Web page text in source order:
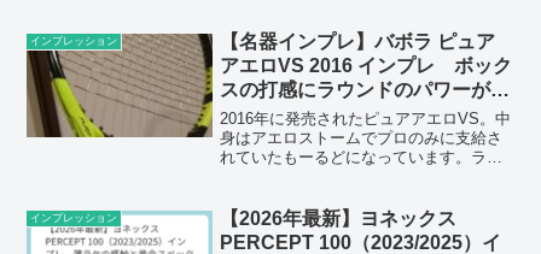
リングによってストローク性能はか...
インプレッション
【名器インプレ】バボラ ピュア
アエロVS 2016 インプレ ボック
スの打感にラウンドのパワーが合
わさった傑作
2016年に発売されたピュアアエロVS。中
身はアエロストームでプロのみに支給さ
れていたもーるどになっています。ラウ
インプレッション
【2026年最新】ヨネックス
PERCEPT 100（2023/2025）イ